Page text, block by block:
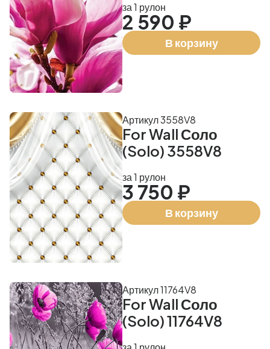
за 1 рулон
2 590 ₽
В корзину
For Wall Соло
(Solo) 3558V8
Артикул 3558V8
за 1 рулон
3 750 ₽
В корзину
For Wall Соло
(Solo) 11764V8
Артикул 11764V8